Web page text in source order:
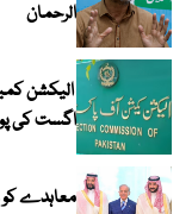
الرحمان
اگست کی
معاہدے